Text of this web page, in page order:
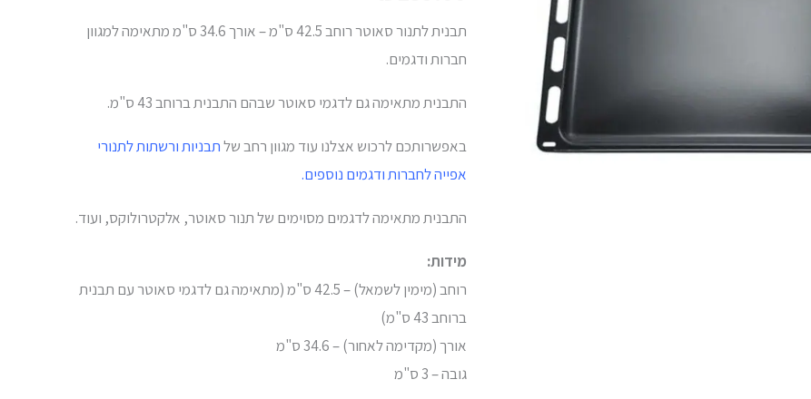
תבנית לתנור סאוטר רוחב 42.5 ס"מ – אורך 34.6 ס"מ מתאימה למגוון
חברות ודגמים.
התבנית מתאימה גם לדגמי סאוטר שבהם התבנית ברוחב 43 ס"מ.
באפשרותכם לרכוש אצלנו עוד מגוון רחב שלתבניות ורשתות לתנורי
אפייה לחברות ודגמים נוספים.
התבנית מתאימה לדגמים מסוימים של תנור סאוטר, אלקטרולוקס, ועוד.
מידות:
רוחב (מימין לשמאל) – 42.5 ס"מ (מתאימה גם לדגמי סאוטר עם תבנית
ברוחב 43 ס"מ)
אורך (מקדימה לאחור) – 34.6 ס"מ
גובה – 3 ס"מ
רוחב
42.5
ס"מ
34.6
ס"מ